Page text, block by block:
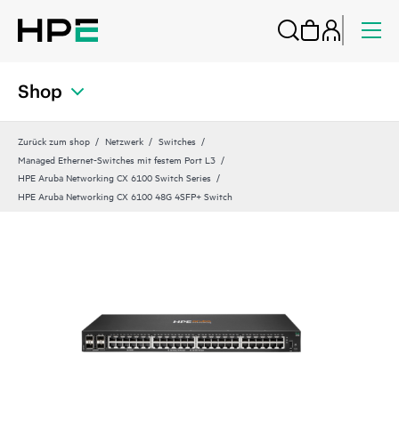
Shop
Zurück zum shop Netzwerk
Switches
Managed Ethernet-Switches mit festem Port L3
HPE Aruba Networking CX 6100 Switch Series
HPE Aruba Networking CX 6100 48G 4SFP+ Switch